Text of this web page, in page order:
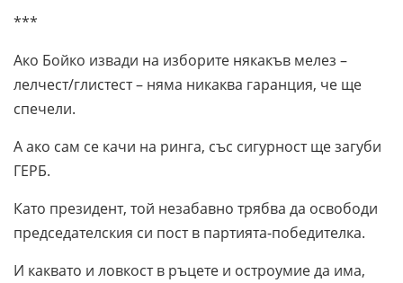
***
Ако Бойко извади на изборите някакъв мелез –
лелчест/глистест – няма никаква гаранция, че ще
спечели.
А ако сам се качи на ринга, със сигурност ще загуби
ГЕРБ.
Като президент, той незабавно трябва да освободи
председателския си пост в партията-победителка.
И каквато и ловкост в ръцете и остроумие да има,